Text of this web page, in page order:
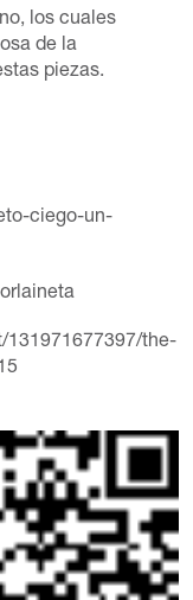
los cuales
de la
piezas.
ciego-un-
131971677397/the-